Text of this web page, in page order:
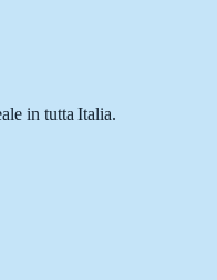
in tutta Italia.